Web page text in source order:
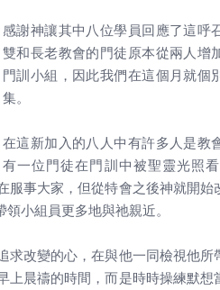
感謝神讓其中八位學員回應了這呼
雙和長老教會的門徒原本從兩人增
門訓小組，因此我們在這個月就個
集。
在這新加入的八人中有許多人是教
有一位門徒在門訓中被聖靈光照
事大家，但從特會之後神就開始
小組員更多地與祂親近。
改變的心，在與他一同檢視他所
晨禱的時間，而是時時操練默